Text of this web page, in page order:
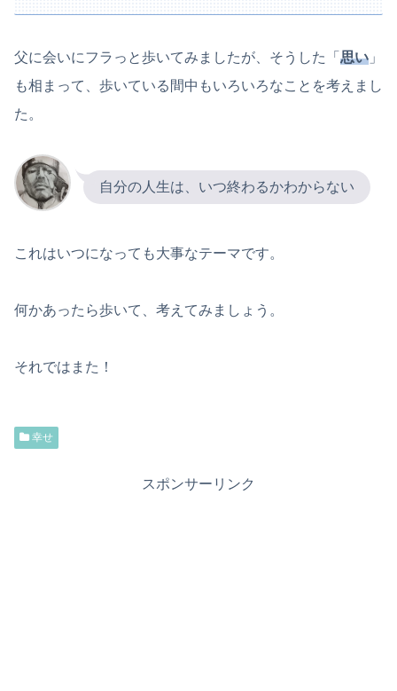
父に会いにフラっと歩いてみましたが、そうした「 思い 」
も相まって、歩いている間中もいろいろなことを考えまし
た。
自分の人生は、いつ終わるかわからない
これはいつになっても大事なテーマです。
何かあったら歩いて、考えてみましょう。
それではまた！
幸せ
スポンサーリンク